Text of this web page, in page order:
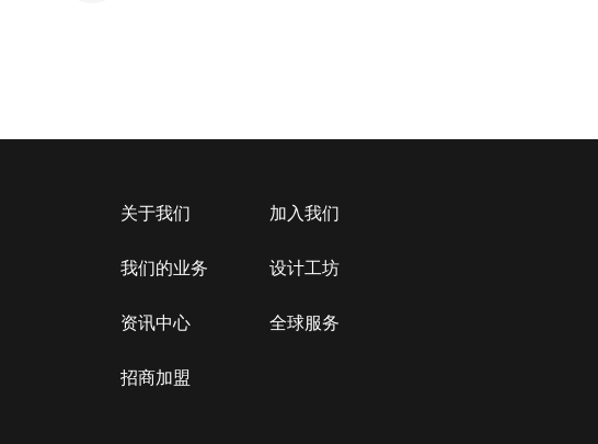
关于我们
我们的业务
资讯中心
招商加盟
加入我们
设计工坊
全球服务